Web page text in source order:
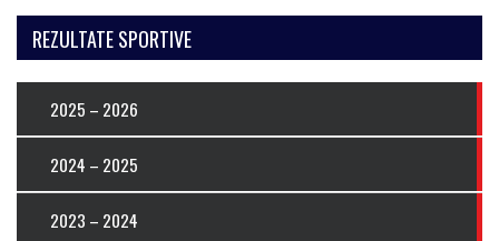
REZULTATE SPORTIVE
2025 – 2026
2024 – 2025
2023 – 2024